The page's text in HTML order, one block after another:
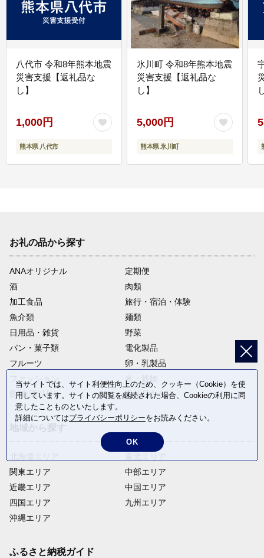
八代市 令和8年熊本地震
災害支援【返礼品な
し】
1,000円
熊本県 八代市
氷川町 令和8年熊本地震
災害支援【返礼品な
し】
5,000円
熊本県 氷川町
お礼の品から探す
ANAオリジナル
定期便
酒
肉類
加工食品
旅行・宿泊・体験
魚介類
麺類
日用品・雑貨
野菜
パン・菓子類
電化製品
フルーツ
卵・乳製品
ファッション
米・穀物
飲料(酒以外)
返礼品なし
関東エリア
近畿エリア
四国エリア
沖縄エリア
中部エリア
中国エリア
九州エリア
ふるさと納税ガイド
当サイトでは、サイト利便性向上のため、クッキー（Cookie）を使
用しています。サイトの閲覧を継続された場合、Cookieの利用に同
意したことものといたします。
詳細についてはプライバシーポリシーをお読みください。
OK